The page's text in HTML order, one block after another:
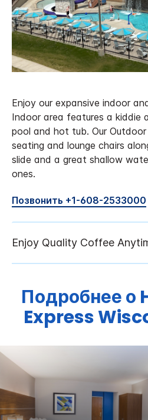
Enjoy our expansive indoor
Indoor area features a kiddie
pool and hot tub. Our
seating and lounge chairs
slide and a great shallow
ones.
Позвонить +1-608-2533000
Подробнее о
Express